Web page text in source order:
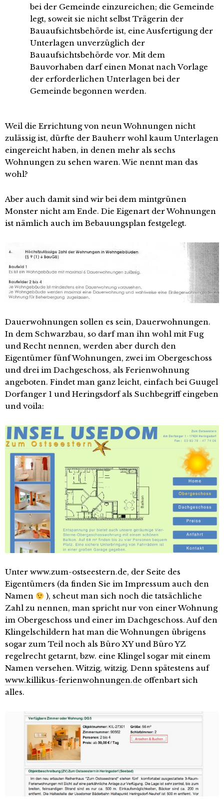
bei der Gemeinde einzureichen; die Gemeinde
legt, soweit sie nicht selbst Trägerin der
Bauaufsichtsbehörde ist, eine Ausfertigung der
Unterlagen unverzüglich der
Bauaufsichtsbehörde vor. Mit dem
Bauvorhaben darf einen Monat nach Vorlage
der erforderlichen Unterlagen bei der
Gemeinde begonnen werden.
Weil die Errichtung von neun Wohnungen nicht
zulässig ist, dürfte der Bauherr wohl kaum Unterlagen
eingereicht haben, in denen mehr als sechs
Wohnungen zu sehen waren. Wie nennt man das
wohl?
Aber auch damit sind wir bei dem mintgrünen
Monster nicht am Ende. Die Eigenart der Wohnungen
ist nämlich auch im Bebauungsplan festgelegt.
Dauerwohnungen sollen es sein, Dauerwohnungen.
In dem Schwarzbau, so darf man ihn wohl mit Fug
und Recht nennen, werden aber durch den
Eigentümer fünf Wohnungen, zwei im Obergeschoss
und drei im Dachgeschoss, als Ferienwohnung
angeboten. Findet man ganz leicht, einfach bei Guugel
Dorfanger 1 und Heringsdorf als Suchbegriff eingeben
und voila:
Unter www.zum-ostseestern.de, der Seite des
Eigentümers (da finden Sie im Impressum auch den
Namen
), scheut man sich noch die tatsächliche
Zahl zu nennen, man spricht nur von einer Wohnung
im Obergeschoss und einer im Dachgeschoss. Auf den
Klingelschildern hat man die Wohnungen übrigens
sogar zum Teil noch als Büro XY und Büro YZ
regelrecht getarnt, bzw. eine Klingel sogar mit einem
Namen versehen. Witzig, witzig. Denn spätestens auf
www.killikus-ferienwohnungen.de offenbart sich
alles.